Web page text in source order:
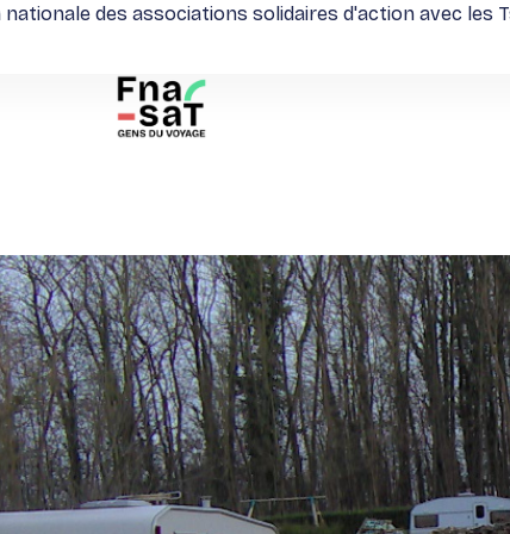
nationale des associations solidaires d'action avec les